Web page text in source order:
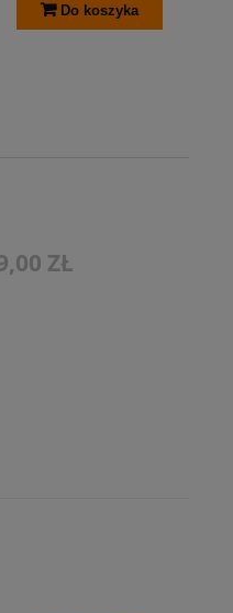
Do koszyka
ZŁ